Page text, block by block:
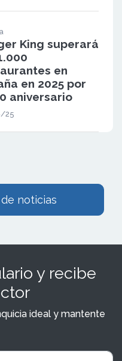
King superará
en
en 2025 por
aniversario
25
noticias
y recibe
ideal y mantente